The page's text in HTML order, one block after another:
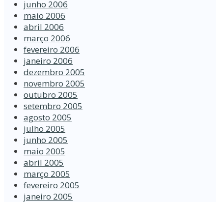
junho 2006
maio 2006
abril 2006
março 2006
fevereiro 2006
janeiro 2006
dezembro 2005
novembro 2005
outubro 2005
setembro 2005
agosto 2005
julho 2005
junho 2005
maio 2005
abril 2005
março 2005
fevereiro 2005
janeiro 2005